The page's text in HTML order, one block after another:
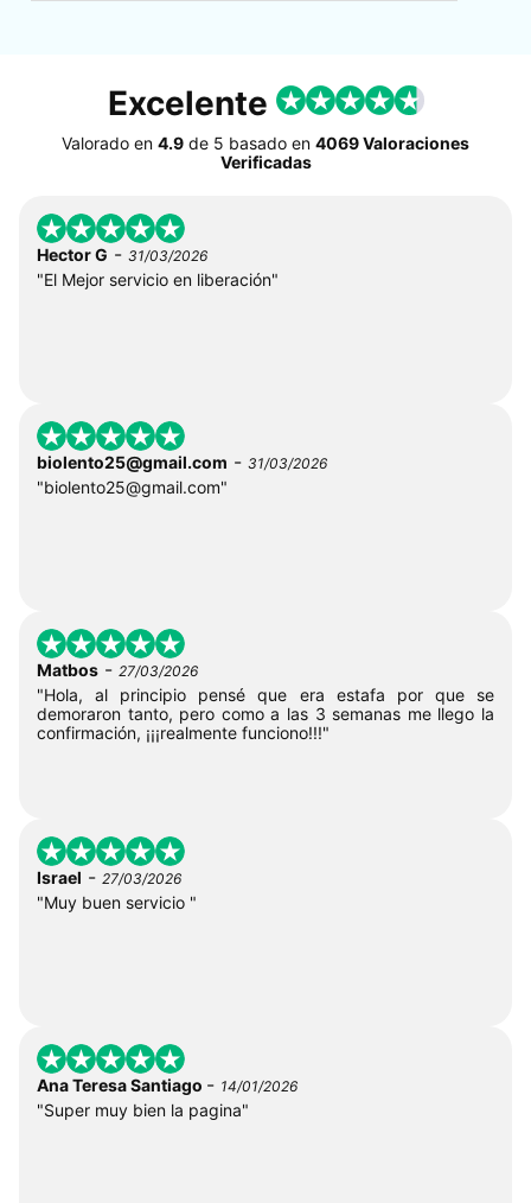
Excelente
Valorado en 4.9 de 5 basado en 4069 Valoraciones
Verificadas
Hector G - 31/03/2026
"El Mejor servicio en liberación"
biolento25@gmail.com - 31/03/2026
"biolento25@gmail.com"
Matbos - 27/03/2026
"Hola, al principio pensé que era estafa por que se
demoraron tanto, pero como a las 3 semanas me llego la
confirmación, ¡¡¡realmente funciono!!!"
Israel - 27/03/2026
"Muy buen servicio "
Ana Teresa Santiago - 14/01/2026
"Super muy bien la pagina"